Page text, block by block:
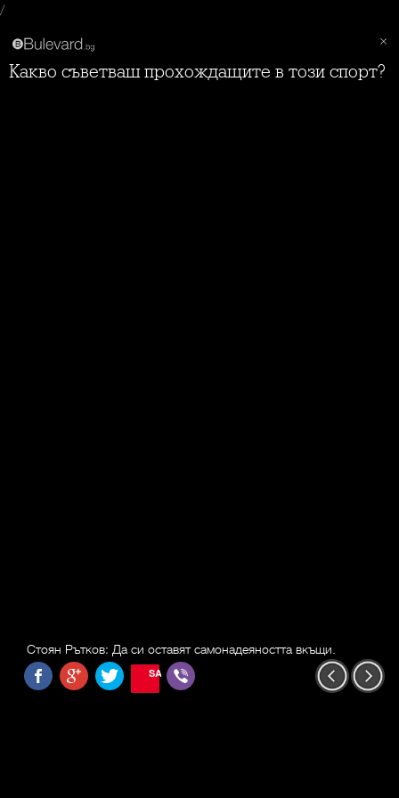
/
Какво съветваш прохождащите в този спорт?
Стоян Рътков: Да си оставят самонадеяността вкъщи.
SAVE